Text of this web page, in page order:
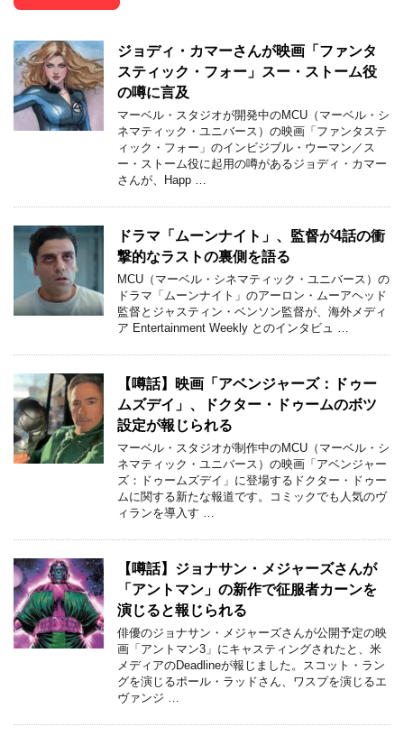
ジョディ・カマーさんが映画「ファンタ
スティック・フォー」スー・ストーム役
の噂に言及
マーベル・スタジオが開発中のMCU（マーベル・シ
ネマティック・ユニバース）の映画「ファンタステ
ィック・フォー」のインビジブル・ウーマン／ス
ー・ストーム役に起用の噂があるジョディ・カマー
さんが、Happ …
ドラマ「ムーンナイト」、監督が4話の衝
撃的なラストの裏側を語る
MCU（マーベル・シネマティック・ユニバース）の
ドラマ「ムーンナイト」のアーロン・ムーアヘッド
監督とジャスティン・ベンソン監督が、海外メディ
ア Entertainment Weekly とのインタビュ …
【噂話】映画「アベンジャーズ：ドゥー
ムズデイ」、ドクター・ドゥームのボツ
設定が報じられる
マーベル・スタジオが制作中のMCU（マーベル・シ
ネマティック・ユニバース）の映画「アベンジャー
ズ：ドゥームズデイ」に登場するドクター・ドゥー
ムに関する新たな報道です。コミックでも人気のヴ
ィランを導入す …
【噂話】ジョナサン・メジャーズさんが
「アントマン」の新作で征服者カーンを
演じると報じられる
俳優のジョナサン・メジャーズさんが公開予定の映
画「アントマン3」にキャスティングされたと、米
メディアのDeadlineが報じました。スコット・ラン
グを演じるポール・ラッドさん、ワスプを演じるエ
ヴァンジ …